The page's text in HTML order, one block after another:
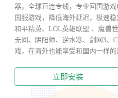
器，全球直连专线，专业回国游
国服游戏，降低海外延迟，极速稳
和平精英、LOL英雄联盟 、魔兽
无间、阴阳师、逆水寒、剑网3、
戏，在海外也能享受和国内一样的
立即安装